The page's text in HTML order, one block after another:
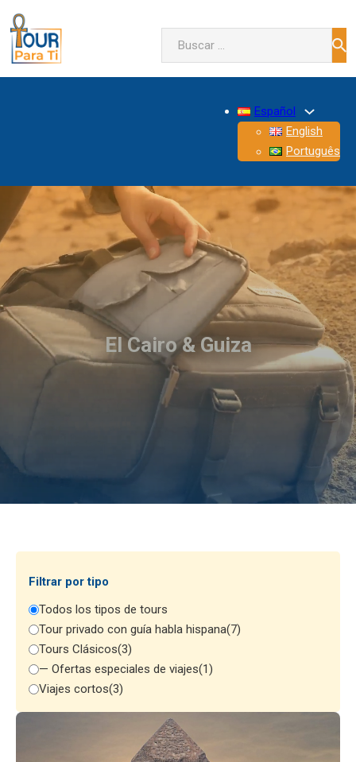
Buscar
Español
English
Português
El Cairo & Guiza
Filtrar por tipo
Todos los tipos de tours
Tour privado con guía habla hispana(7)
Tours Clásicos(3)
— Ofertas especiales de viajes(1)
Viajes cortos(3)